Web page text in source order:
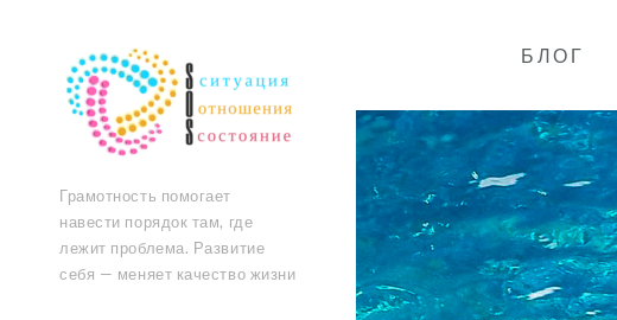
Грамотность помогает
навести порядок там, где
лежит проблема. Развитие
себя — меняет качество жизни
БЛОГ